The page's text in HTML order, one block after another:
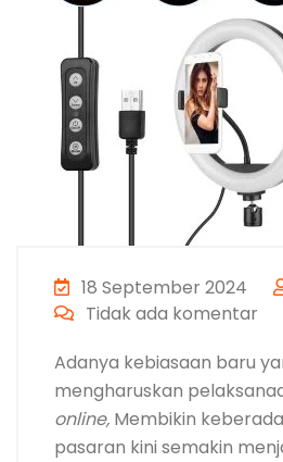
18 September 2024
Tidak ada komentar
Adanya kebiasaan baru
mengharuskan
online, Membikin
pasaran kini semakin